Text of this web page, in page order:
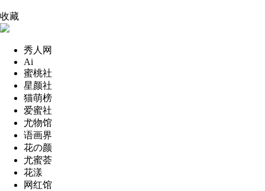
收藏
秀人网
Ai
蜜桃社
星颜社
猫萌榜
爱蜜社
尤物馆
语画界
花の颜
尤蜜荟
花漾
网红馆